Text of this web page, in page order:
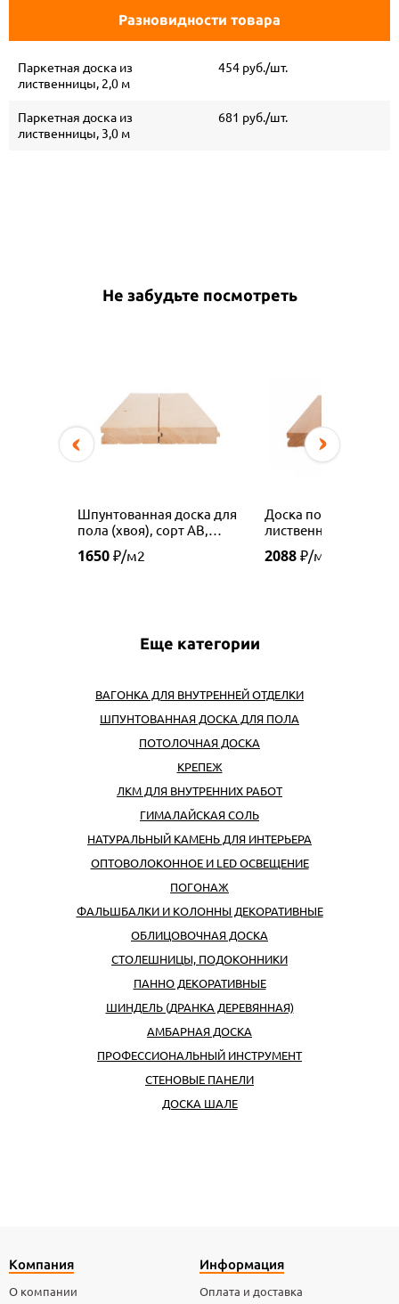
Разновидности товара
Паркетная доска из
лиственницы, 2,0 м
454 руб./шт.
Паркетная доска из
лиственницы, 3,0 м
681 руб./шт.
Не забудьте посмотреть
Шпунтованная доска для
пола (хвоя), сорт АВ,
36х140 (130) мм
1650₽/м2
Доска пола (шпунт)
лиственница, сорт
2088₽/м2
Еще категории
ВАГОНКА ДЛЯ ВНУТРЕННЕЙ ОТДЕЛКИ
ШПУНТОВАННАЯ ДОСКА ДЛЯ ПОЛА
ПОТОЛОЧНАЯ ДОСКА
КРЕПЕЖ
ЛКМ ДЛЯ ВНУТРЕННИХ РАБОТ
ГИМАЛАЙСКАЯ СОЛЬ
НАТУРАЛЬНЫЙ КАМЕНЬ ДЛЯ ИНТЕРЬЕРА
ОПТОВОЛОКОННОЕ И LED ОСВЕЩЕНИЕ
ПОГОНАЖ
ФАЛЬШБАЛКИ И КОЛОННЫ ДЕКОРАТИВНЫЕ
ОБЛИЦОВОЧНАЯ ДОСКА
СТОЛЕШНИЦЫ, ПОДОКОННИКИ
ПАННО ДЕКОРАТИВНЫЕ
ШИНДЕЛЬ (ДРАНКА ДЕРЕВЯННАЯ)
АМБАРНАЯ ДОСКА
ПРОФЕССИОНАЛЬНЫЙ ИНСТРУМЕНТ
CТЕНОВЫЕ ПАНЕЛИ
ДОСКА ШАЛЕ
Компания
О компании
Информация
Оплата и доставка